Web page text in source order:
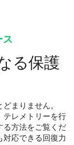
る保護
まりません。
レメトリーを行
方法をご覧くだ
応できる回復力